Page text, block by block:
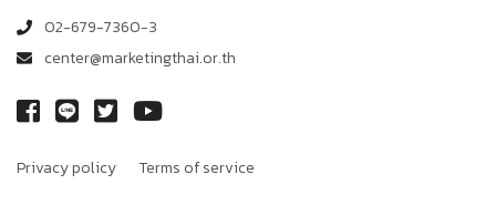
02-679-7360-3
center@marketingthai.or.th
Privacy policy Terms of service